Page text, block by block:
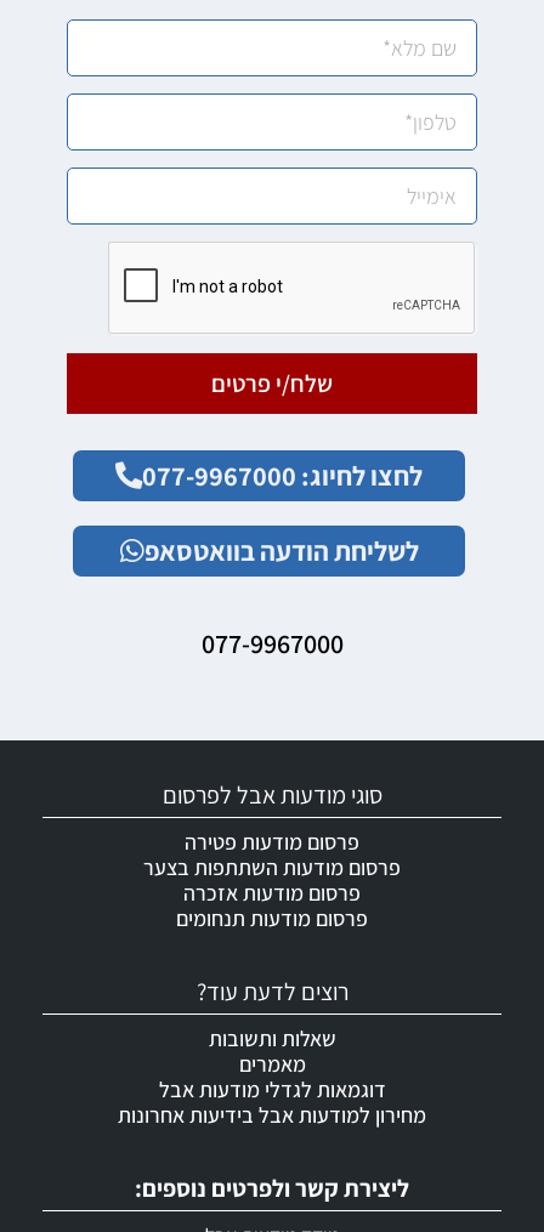
שלח/י פרטים
לחצו לחיוג: 077-9967000
לשליחת הודעה בוואטסאפ
077-9967000
ליצירת קשר ולפרטים נוספים:
רוצים לדעת עוד?
שאלות ותשובות
מאמרים
דוגמאות לגדלי מודעות אבל
מחירון למודעות אבל בידיעות אחרונות
סוגי מודעות אבל לפרסום
פרסום מודעות פטירה
פרסום מודעות השתתפות בצער
פרסום מודעות אזכרה
פרסום מודעות תנחומים